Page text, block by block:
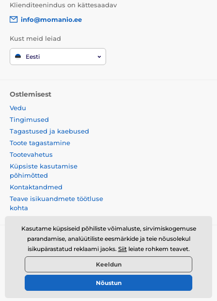
Klienditeenindus on kättesaadav
info@momanio.ee
Kust meid leiad
Eesti
Ostlemisest
Vedu
Tingimused
Tagastused ja kaebused
Toote tagastamine
Tootevahetus
Küpsiste kasutamise
põhimõtted
Kontaktandmed
Teave isikuandmete töötluse
kohta
Momanio s.r.o., Okružní 361/14, 747 18, Píšť, Tšehhi
Vabariik, VAT: CZ09604707
© 2026 www.momanio.ee ⦁ E-poe lõi
Kasutame küpsiseid põhiliste võimaluste, sirvimiskogemuse
parandamise, analüütiliste eesmärkide ja teie nõusolekul
isikupärastatud reklaami jaoks. Siitleiate rohkem teavet.
Keeldun
Nõustun